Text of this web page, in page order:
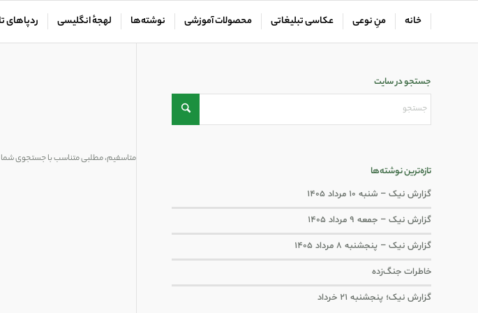
خانه منِ نوعی عکاسی تبلیغاتی محصولات آموزشی نوشته‌ها لهجهٔ انگلیسی ردپاهای
متاسفیم، مطلبی متناسب با جستجوی
جستجو در سایت
تازه‌ترین نوشته‌ها
گزارش نیک – شنبه ۱۰ مرداد ۱۴۰۵
گزارش نیک – جمعه ۹ مرداد ۱۴۰۵
گزارش نیک – پنجشنبه ۸ مرداد ۱۴۰۵
خاطرات جنگ‌‌زده
گزارش نیک؛ پنجشنبه ۲۱ خرداد